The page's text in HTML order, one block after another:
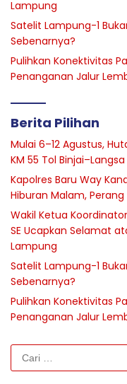
Lampung
Satelit Lampung-1
Sebenarnya?
Pulihkan Konektivitas
Penanganan Jalur
Berita Pilihan
Mulai 6–12 Agustus,
KM 55 Tol Binjai–Langsa
Kapolres Baru Way
Hiburan Malam,
Wakil Ketua
SE Ucapkan Selamat
Lampung
Satelit Lampung-1
Sebenarnya?
Pulihkan Konektivitas
Penanganan Jalur
Cari
untuk: